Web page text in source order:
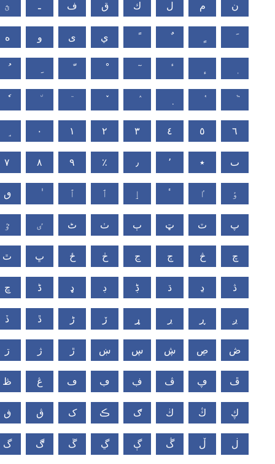
ؿ ـ ف ق ك ل م ن
ه و ى ي
٠ ١ ٢ ٣ ٤ ٥ ٦
٧ ٨ ٩ ٪ ٫ ٬ ٭ ٮ
ٯ ٱ ٲ ٳ ٴ ٵ ٶ
ٷ ٸ ٹ ٺ ٻ ټ ٽ پ
ٿ ڀ ځ ڂ ڃ ڄ څ چ
ڇ ڈ ډ ڊ ڋ ڌ ڍ ڎ
ڏ ڐ ڑ ڒ ړ ڔ ڕ ږ
ڗ ژ ڙ ښ ڛ ڜ ڝ ڞ
ڟ ڠ ڡ ڢ ڣ ڤ ڥ ڦ
ڧ ڨ ک ڪ ګ ڬ ڭ ڮ
گ ڰ ڱ ڲ ڳ ڴ ڵ ڶ